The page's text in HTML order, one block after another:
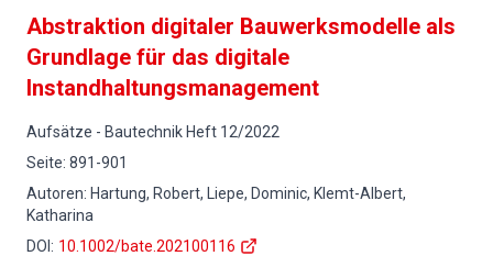
Abstraktion digitaler Bauwerksmodelle als
Grundlage für das digitale
Instandhaltungsmanagement
Aufsätze - Bautechnik Heft 12/2022
Seite: 891-901
Autoren: Hartung, Robert, Liepe, Dominic, Klemt-Albert,
Katharina
DOI : 10.1002/bate.202100116